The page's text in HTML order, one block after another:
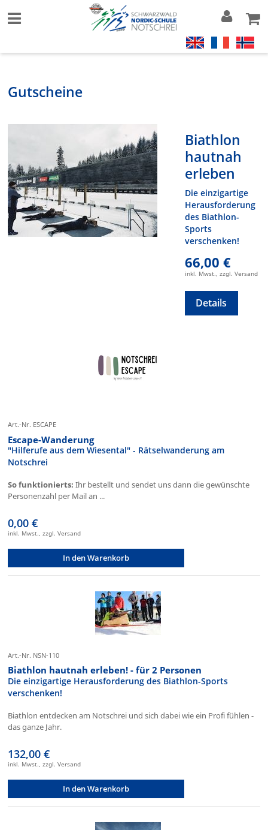
Gutscheine
Biathlon
hautnah
erleben
Die einzigartige
Herausforderung
des Biathlon-
Sports
verschenken!
66,00 €
inkl. Mwst., zzgl. Versand
Details
Art.-Nr. ESCAPE
Escape-Wanderung
"Hilferufe aus dem Wiesental" - Rätselwanderung am
Notschrei
So funktionierts: Ihr bestellt und sendet uns dann die gewünschte
Personenzahl per Mail an ...
0,00 €
inkl. Mwst., zzgl. Versand
In den Warenkorb
Art.-Nr. NSN-110
Biathlon hautnah erleben! - für 2 Personen
Die einzigartige Herausforderung des Biathlon-Sports
verschenken!
Biathlon entdecken am Notschrei und sich dabei wie ein Profi fühlen -
das ganze Jahr.
132,00 €
inkl. Mwst., zzgl. Versand
In den Warenkorb